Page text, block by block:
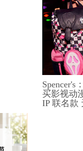
Spencer's
买影视动
IP 联名款